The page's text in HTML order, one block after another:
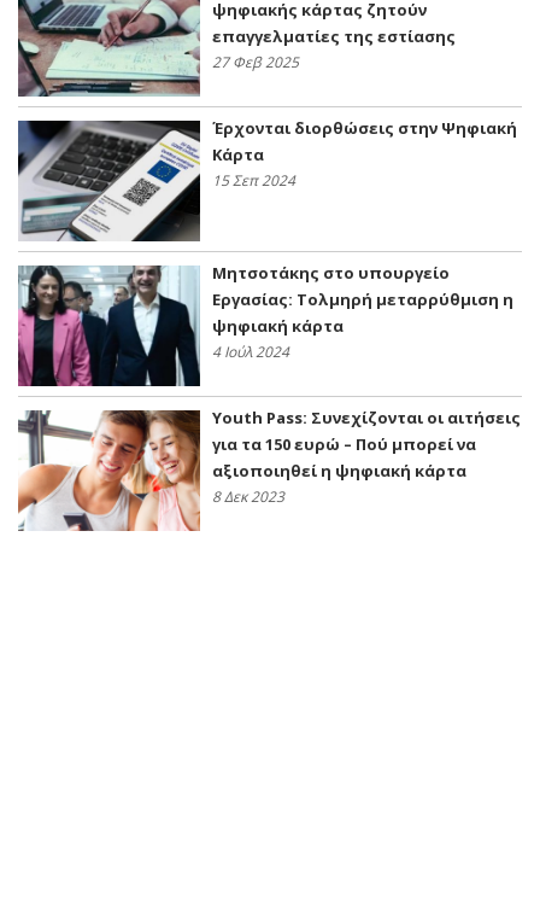
ψηφιακής κάρτας ζητούν
επαγγελματίες της εστίασης
27 Φεβ 2025
Έρχονται διορθώσεις στην Ψηφιακή
Κάρτα
15 Σεπ 2024
Μητσοτάκης στο υπουργείο
Εργασίας: Τολμηρή μεταρρύθμιση η
ψηφιακή κάρτα
4 Ιούλ 2024
Υouth Pass: Συνεχίζονται οι αιτήσεις
για τα 150 ευρώ – Πού μπορεί να
αξιοποιηθεί η ψηφιακή κάρτα
8 Δεκ 2023